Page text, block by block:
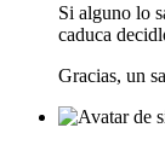
Si alguno lo
caduca
Gracias, un